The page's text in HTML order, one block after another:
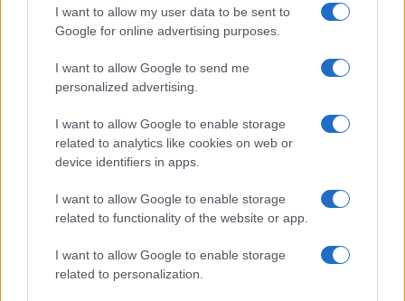
I want to allow my user data to be sent to
Google for online advertising purposes.
I want to allow Google to send me
personalized advertising.
I want to allow Google to enable storage
related to analytics like cookies on web or
device identifiers in apps.
I want to allow Google to enable storage
related to functionality of the website or app.
I want to allow Google to enable storage
related to personalization.
Več iz kategorije Novice
V torek ob nespremenjenih
dajatvah občutna pocenitev
Na Koroško prihaja
avtomobilski spektakel:
progah in atraktivni Car Meet